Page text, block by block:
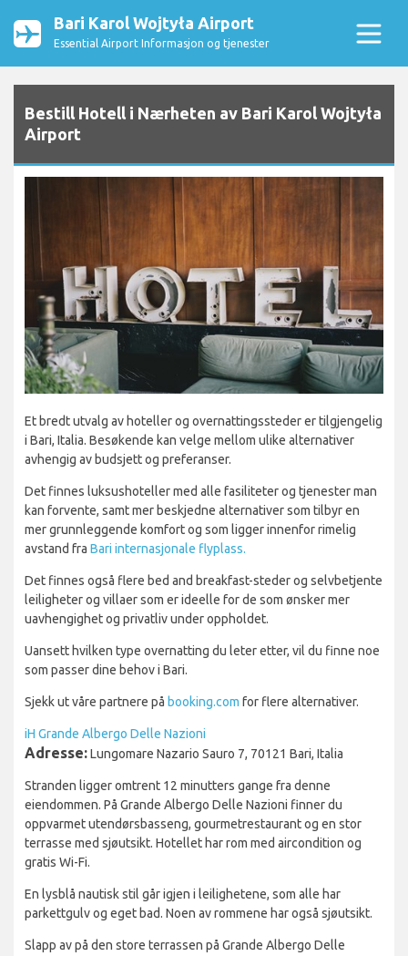
Bari Karol Wojtyła Airport
Essential Airport Informasjon og tjenester
Bestill Hotell i Nærheten av Bari Karol Wojtyła
Airport
Et bredt utvalg av hoteller og overnattingssteder er tilgjengelig
i Bari, Italia. Besøkende kan velge mellom ulike alternativer
avhengig av budsjett og preferanser.
Det finnes luksushoteller med alle fasiliteter og tjenester man
kan forvente, samt mer beskjedne alternativer som tilbyr en
mer grunnleggende komfort og som ligger innenfor rimelig
avstand fra Bari internasjonale flyplass.
Det finnes også flere bed and breakfast-steder og selvbetjente
leiligheter og villaer som er ideelle for de som ønsker mer
uavhengighet og privatliv under oppholdet.
Uansett hvilken type overnatting du leter etter, vil du finne noe
som passer dine behov i Bari.
Sjekk ut våre partnere på booking.com for flere alternativer.
iH Grande Albergo Delle Nazioni
Adresse:Lungomare Nazario Sauro 7, 70121 Bari, Italia
Stranden ligger omtrent 12 minutters gange fra denne
eiendommen. På Grande Albergo Delle Nazioni finner du
oppvarmet utendørsbasseng, gourmetrestaurant og en stor
terrasse med sjøutsikt. Hotellet har rom med aircondition og
gratis Wi-Fi.
En lysblå nautisk stil går igjen i leilighetene, som alle har
parkettgulv og eget bad. Noen av rommene har også sjøutsikt.
Slapp av på den store terrassen på Grande Albergo Delle